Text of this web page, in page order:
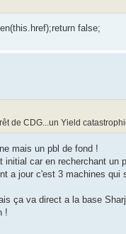
false;
de CDG...un Yield
mais un pbl de fond !
car en recherchant
jour c'est 3 machines qui
ça va direct a la base
!